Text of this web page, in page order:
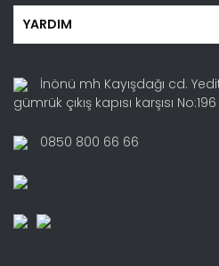
YARDIM
İnönü mh Kayışdağı cd.
gümrük çıkış kapısı karşısı
0850 800 66 66